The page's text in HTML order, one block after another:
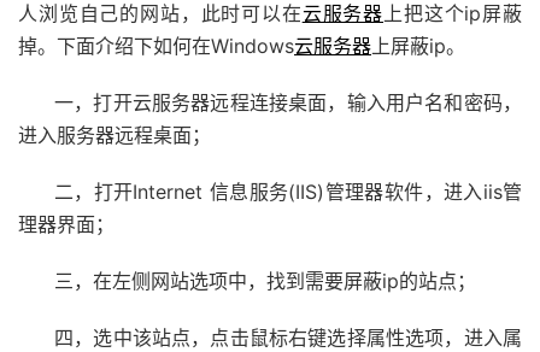
人浏览自己的网站，此时可以在云服务器上把这个ip屏蔽
掉。下面介绍下如何在Windows云服务器上屏蔽ip。
一，打开云服务器远程连接桌面，输入用户名和密码，
进入服务器远程桌面；
二，打开Internet 信息服务(IIS)管理器软件，进入iis管
理器界面；
三，在左侧网站选项中，找到需要屏蔽ip的站点；
四，选中该站点，点击鼠标右键选择属性选项，进入属